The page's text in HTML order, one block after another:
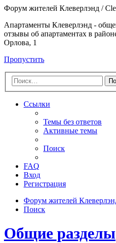
Форум жителей Клеверлэнд /
Апартаменты Клеверлэнд -
отзывы об апартаментах в
Орлова, 1
Пропустить
Ссылки
Темы без ответов
Активные темы
Поиск
FAQ
Вход
Регистрация
Форум жителей
Поиск
Общие разделы